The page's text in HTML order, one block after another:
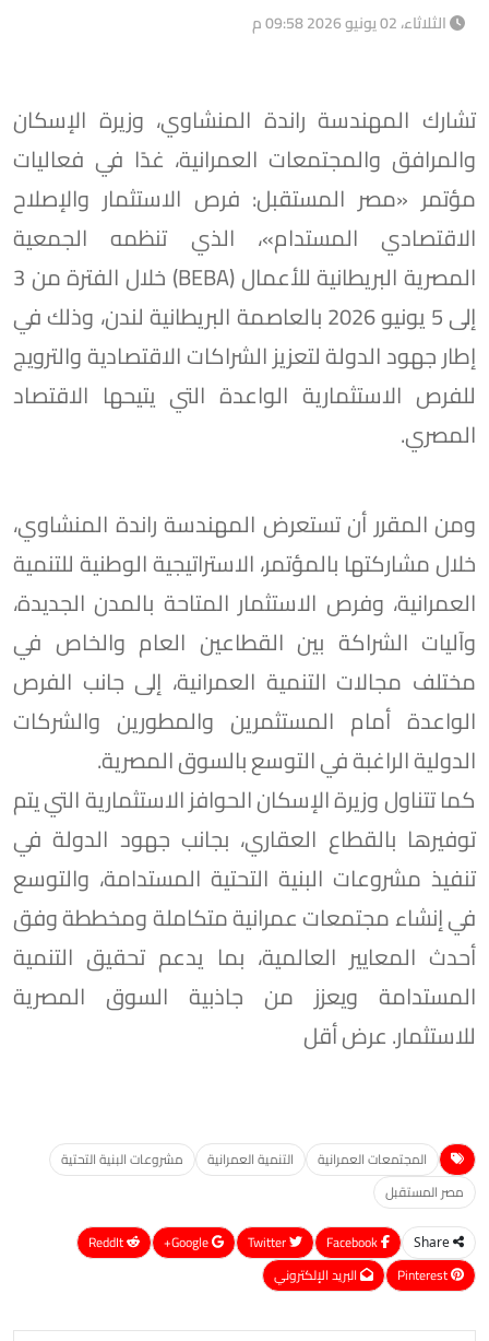
الثلاثاء، 02 يونيو 2026 09:58 م
تشارك المهندسة راندة المنشاوي، وزيرة الإسكان
والمرافق والمجتمعات العمرانية، غدًا في فعاليات
مؤتمر «مصر المستقبل: فرص الاستثمار والإصلاح
الاقتصادي المستدام»، الذي تنظمه الجمعية
المصرية البريطانية للأعمال (BEBA) خلال الفترة من 3
إلى 5 يونيو 2026 بالعاصمة البريطانية لندن، وذلك في
إطار جهود الدولة لتعزيز الشراكات الاقتصادية والترويج
للفرص الاستثمارية الواعدة التي يتيحها الاقتصاد
المصري.
ومن المقرر أن تستعرض المهندسة راندة المنشاوي،
خلال مشاركتها بالمؤتمر، الاستراتيجية الوطنية للتنمية
العمرانية، وفرص الاستثمار المتاحة بالمدن الجديدة،
وآليات الشراكة بين القطاعين العام والخاص في
مختلف مجالات التنمية العمرانية، إلى جانب الفرص
الواعدة أمام المستثمرين والمطورين والشركات
الدولية الراغبة في التوسع بالسوق المصرية.
كما تتناول وزيرة الإسكان الحوافز الاستثمارية التي يتم
توفيرها بالقطاع العقاري، بجانب جهود الدولة في
تنفيذ مشروعات البنية التحتية المستدامة، والتوسع
في إنشاء مجتمعات عمرانية متكاملة ومخططة وفق
أحدث المعايير العالمية، بما يدعم تحقيق التنمية
المستدامة ويعزز من جاذبية السوق المصرية
للاستثمار. عرض أقل
المجتمعات العمرانية التنمية العمرانية
مشروعات البنية التحتية
مصر المستقبل
Share
Google+
ReddIt
Pinterest
البريد الإلكتروني